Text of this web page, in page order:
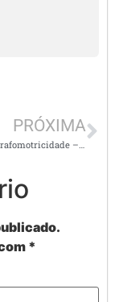
PRÓXIMA
*